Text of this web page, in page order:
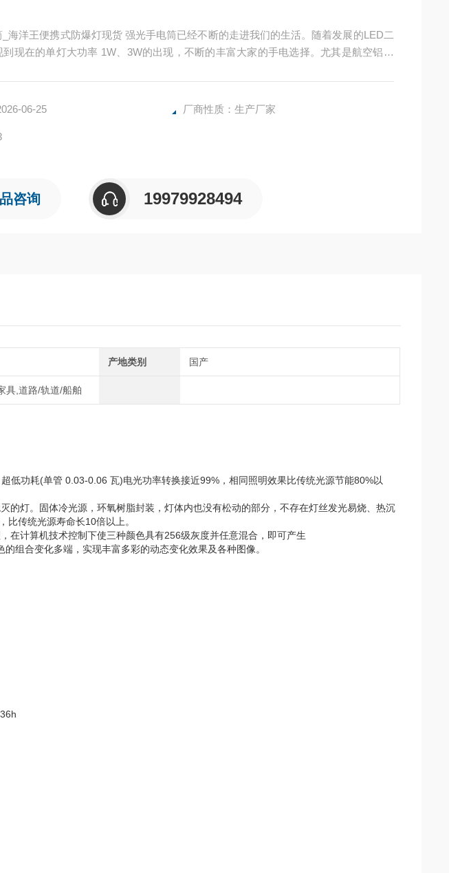
海洋王便携式防爆灯现货 强光手电筒已经不断的走进我们的生活。随着发展的LED二
到现在的单灯大功率 1W、3W的出现，不断的丰富大家的手电选择。尤其是航空铝合
06-25 厂商性质：生产厂家
咨询 19979928494
产地类别 国产
具,道路/轨道/船舶
低功耗(单管 0.03-0.06 瓦)电光功率转换接近99%，相同照明效果比传统光源节能80%以
的灯。固体冷光源，环氧树脂封装，灯体内也没有松动的部分，不存在灯丝发光易烧、热沉
比传统光源寿命长10倍以上。
在计算机技术控制下使三种颜色具有256级灰度并任意混合，即可产生
组合变化多端，实现丰富多彩的动态变化效果及各种图像。